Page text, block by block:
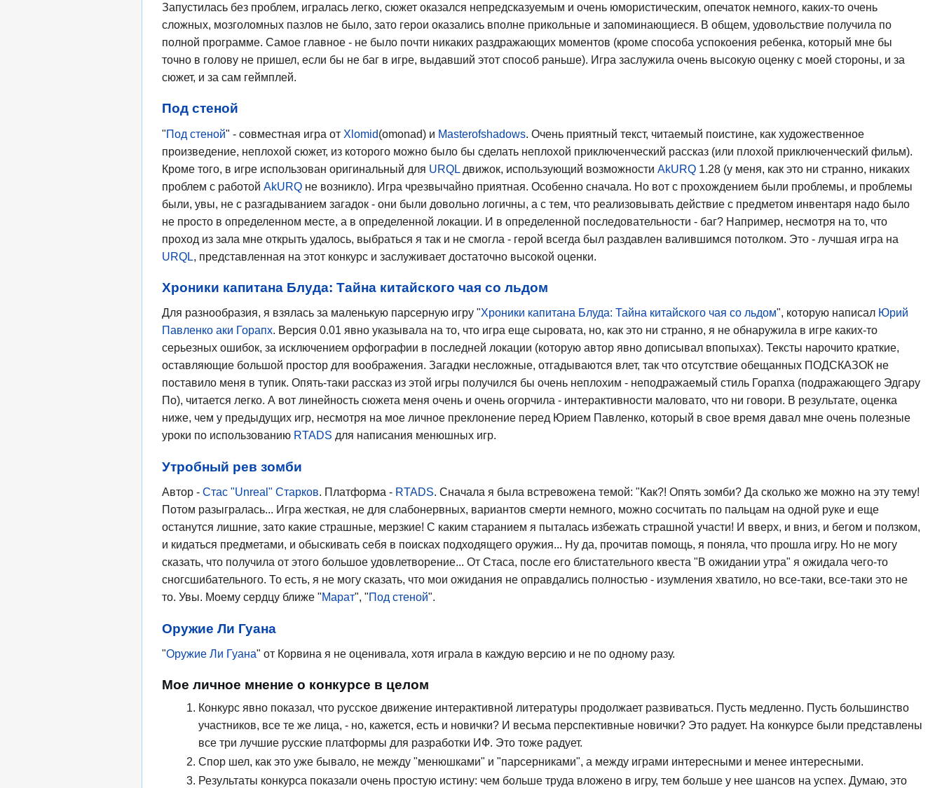
Запустилась без проблем, игралась легко, сюжет оказался непредсказуемым и очень юмористическим, опечаток немного, каких-то очень
сложных, мозголомных пазлов не было, зато герои оказались вполне прикольные и запоминающиеся. В общем, удовольствие получила по
полной программе. Самое главное - не было почти никаких раздражающих моментов (кроме способа успокоения ребенка, который мне бы
точно в голову не пришел, если бы не баг в игре, выдавший этот способ раньше). Игра заслужила очень высокую оценку с моей стороны, и за
сюжет, и за сам геймплей.
Под стеной
"Под стеной" - совместная игра от Xlomid(omonad) и Masterofshadows. Очень приятный текст, читаемый поистине, как художественное
произведение, неплохой сюжет, из которого можно было бы сделать неплохой приключенческий рассказ (или плохой приключенческий фильм).
Кроме того, в игре использован оригинальный для URQL движок, использующий возможности AkURQ1.28 (у меня, как это ни странно, никаких
проблем с работой AkURQне возникло). Игра чрезвычайно приятная. Особенно сначала. Но вот с прохождением были проблемы, и проблемы
были, увы, не с разгадыванием загадок - они были довольно логичны, а с тем, что реализовывать действие с предметом инвентаря надо было
не просто в определенном месте, а в определенной локации. И в определенной последовательности - баг? Например, несмотря на то, что
проход из зала мне открыть удалось, выбраться я так и не смогла - герой всегда был раздавлен валившимся потолком. Это - лучшая игра на
URQL
, представленная на этот конкурс и заслуживает достаточно высокой оценки.
Хроники капитана Блуда: Тайна китайского чая со льдом
Для разнообразия, я взялась за маленькую парсерную игру "Хроники капитана Блуда: Тайна китайского чая со льдом", которую написал Юрий
Павленко аки Горапх. Версия 0.01 явно указывала на то, что игра еще сыровата, но, как это ни странно, я не обнаружила в игре каких-то
серьезных ошибок, за исключением орфографии в последней локации (которую автор явно дописывал впопыхах). Тексты нарочито краткие,
оставляющие большой простор для воображения. Загадки несложные, отгадываются влет, так что отсутствие обещанных ПОДСКАЗОК не
поставило меня в тупик. Опять-таки рассказ из этой игры получился бы очень неплохим - неподражаемый стиль Горапха (подражающего Эдгару
По), читается легко. А вот линейность сюжета меня очень и очень огорчила - интерактивности маловато, что ни говори. В результате, оценка
ниже, чем у предыдущих игр, несмотря на мое личное преклонение перед Юрием Павленко, который в свое время давал мне очень полезные
уроки по использованию RTADS для написания менюшных игр.
Утробный рев зомби
Автор - Стас "Unreal" Старков. Платформа - RTADS. Сначала я была встревожена темой: "Как?! Опять зомби? Да сколько же можно на эту тему!
Потом разыгралась... Игра жесткая, не для слабонервных, вариантов смерти немного, можно сосчитать по пальцам на одной руке и еще
останутся лишние, зато какие страшные, мерзкие! С каким старанием я пыталась избежать страшной участи! И вверх, и вниз, и бегом и ползком,
и кидаться предметами, и обыскивать себя в поисках подходящего оружия... Ну да, прочитав помощь, я поняла, что прошла игру. Но не могу
сказать, что получила от этого большое удовлетворение... От Стаса, после его блистательного квеста "В ожидании утра" я ожидала чего-то
сногсшибательного. То есть, я не могу сказать, что мои ожидания не оправдались полностью - изумления хватило, но все-таки, все-таки это не
то. Увы. Моему сердцу ближе "Марат", "Под стеной".
Оружие Ли Гуана
"Оружие Ли Гуана" от Корвина я не оценивала, хотя играла в каждую версию и не по одному разу.
Мое личное мнение о конкурсе в целом
Конкурс явно показал, что русское движение интерактивной литературы продолжает развиваться. Пусть медленно. Пусть большинство
участников, все те же лица, - но, кажется, есть и новички? И весьма перспективные новички? Это радует. На конкурсе были представлены
все три лучшие русские платформы для разработки ИФ. Это тоже радует.
Спор шел, как это уже бывало, не между "менюшками" и "парсерниками", а между играми интересными и менее интересными.
Результаты конкурса показали очень простую истину: чем больше труда вложено в игру, тем больше у нее шансов на успех. Думаю, это